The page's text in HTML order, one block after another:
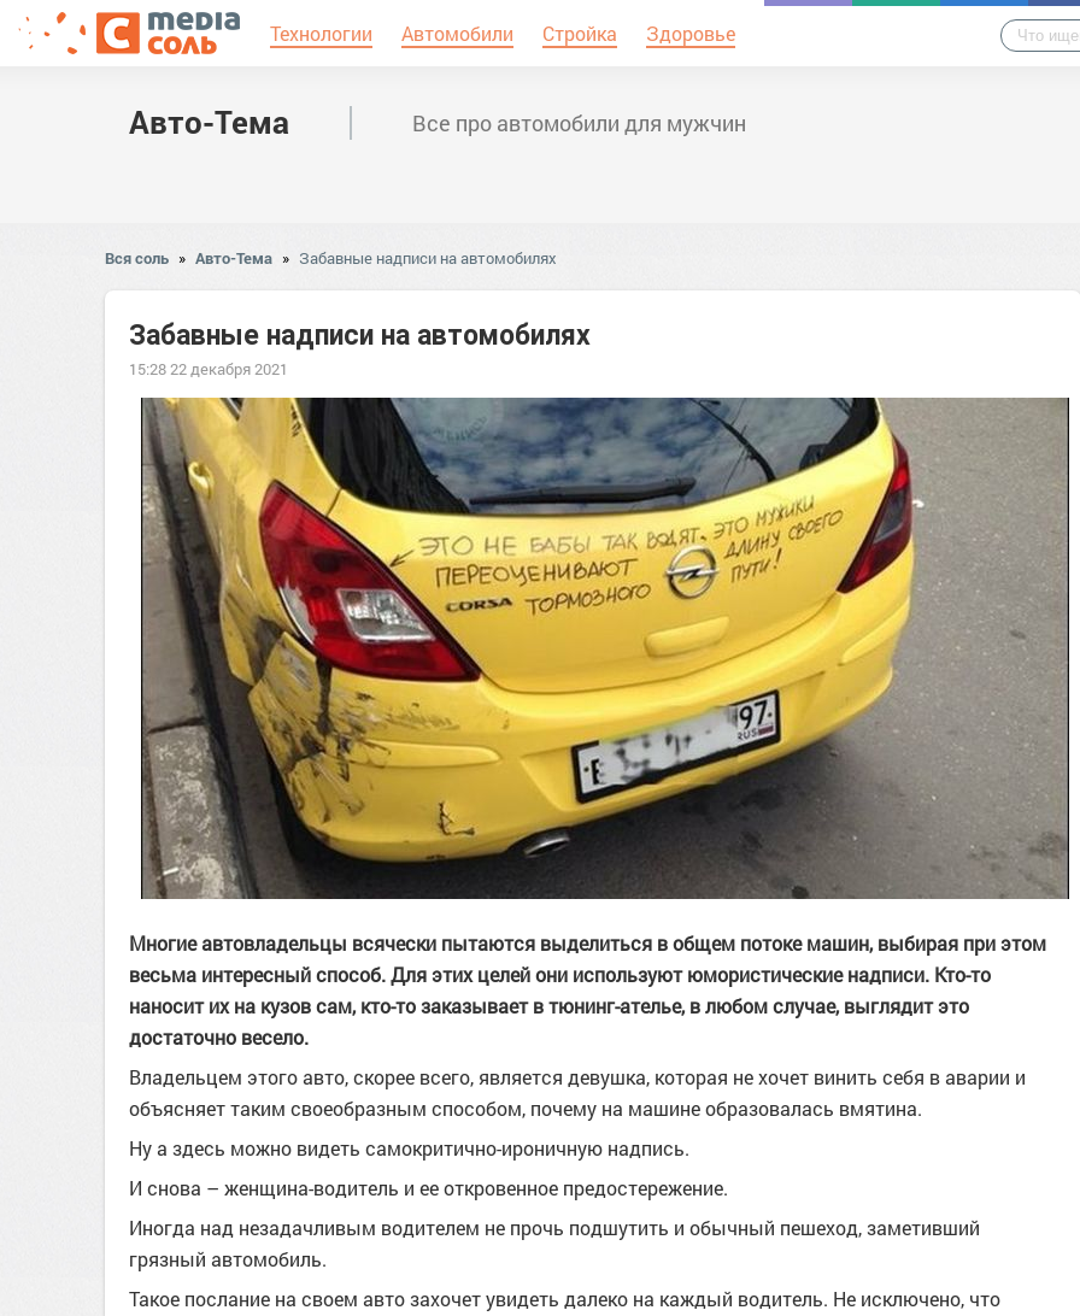
Технологии Автомобили Стройка Здоровье
Авто-Тема Все про автомобили для мужчин
Вся соль » Авто-Тема » Забавные надписи на автомобилях
Забавные надписи на автомобилях
15:28 22 декабря 2021
Многие автовладельцы всячески пытаются выделиться в общем потоке машин, выбирая при этом
весьма интересный способ. Для этих целей они используют юмористические надписи. Кто-то
наносит их на кузов сам, кто-то заказывает в тюнинг-ателье, в любом случае, выглядит это
достаточно весело.
Владельцем этого авто, скорее всего, является девушка, которая не хочет винить себя в аварии и
объясняет таким своеобразным способом, почему на машине образовалась вмятина.
Ну а здесь можно видеть самокритично-ироничную надпись.
И снова – женщина-водитель и ее откровенное предостережение.
Иногда над незадачливым водителем не прочь подшутить и обычный пешеход, заметивший
грязный автомобиль.
Такое послание на своем авто захочет увидеть далеко на каждый водитель. Не исключено, что